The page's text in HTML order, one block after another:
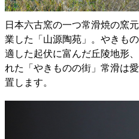
日本六古窯の一つ常滑焼の窯
業した「山源陶苑」。やきも
適した起伏に富んだ丘陵地形
れた「やきものの街」常滑は
置します。